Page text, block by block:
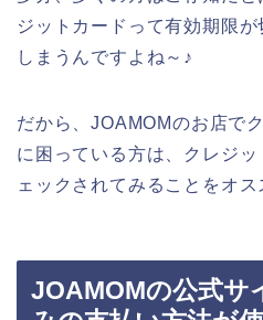
ジットカードって有効期限
しまうんですよね～♪
だから、JOAMOMのお店で
に困っている方は、クレジ
ェックされてみることをオス
JOAMOMの公式サ